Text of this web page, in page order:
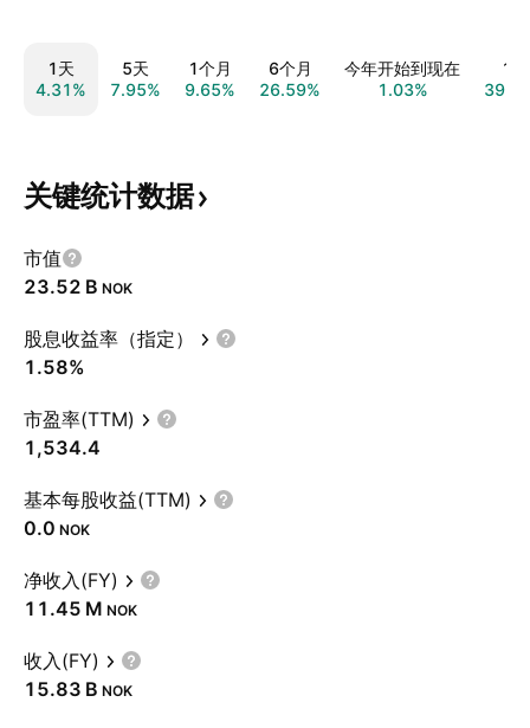
1天
4.31%
5天
7.95%
1个月
9.65%
6个月
26.59%
今年开始到现在
1.03%
1年
关键统计数据
市值
‪23.52 B‬ NOK
股息收益率（指定）
1.58%
市盈率(TTM)
1,534.4
基本每股收益(TTM)
0.0 NOK
净收入(FY)
‪11.45 M‬ NOK
收入(FY)
‪15.83 B‬ NOK